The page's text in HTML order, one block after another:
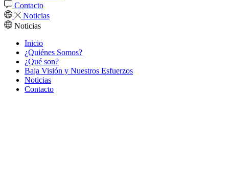
Contacto
Noticias
Noticias
Inicio
¿Quiénes Somos?
¿Qué son?
Baja Visión y Nuestros Esfuerzos
Noticias
Contacto